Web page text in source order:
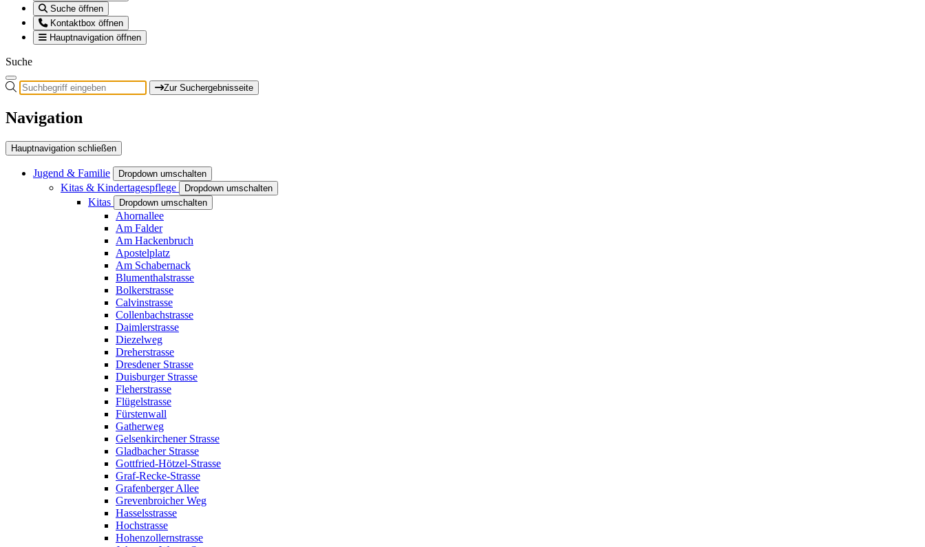
Suche öffnen
Kontaktbox öffnen
Hauptnavigation öffnen
Suche
Zur Suchergebnisseite
Navigation
Hauptnavigation schließen
Jugend & Familie Dropdown umschalten
Kitas & Kindertagespflege Dropdown umschalten
Kitas Dropdown umschalten
Ahornallee
Am Falder
Am Hackenbruch
Apostelplatz
Am Schabernack
Blumenthalstrasse
Bolkerstrasse
Calvinstrasse
Collenbachstrasse
Daimlerstrasse
Diezelweg
Dreherstrasse
Dresdener Strasse
Duisburger Strasse
Fleherstrasse
Flügelstrasse
Fürstenwall
Gatherweg
Gelsenkirchener Strasse
Gladbacher Strasse
Gottfried-Hötzel-Strasse
Graf-Recke-Strasse
Grafenberger Allee
Grevenbroicher Weg
Hasselsstrasse
Hochstrasse
Hohenzollernstrasse